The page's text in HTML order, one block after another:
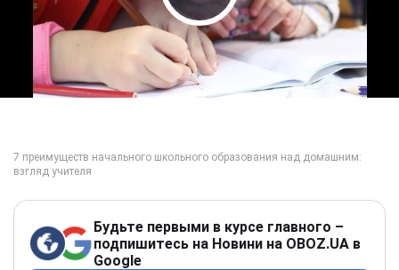
Play Video
Будьте первыми в курсе главного –
подпишитесь на Новини на OBOZ.UA в
Google